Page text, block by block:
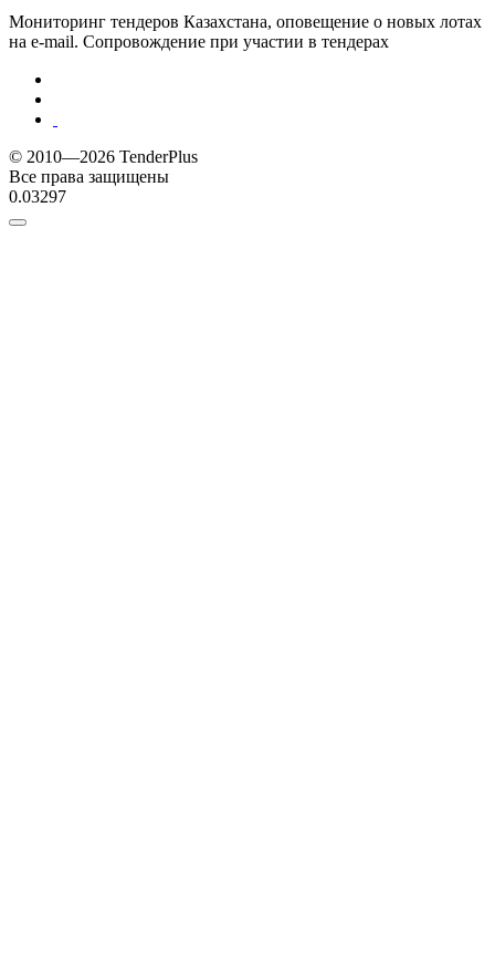
Мониторинг тендеров Казахстана, оповещение о новых лотах
на e-mail. Сопровождение при участии в тендерах
© 2010—2026 TenderPlus
Все права защищены
0.03297